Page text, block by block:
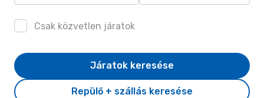
Csak közvetlen járatok
Repülő + szállás keresése
Járatok keresése